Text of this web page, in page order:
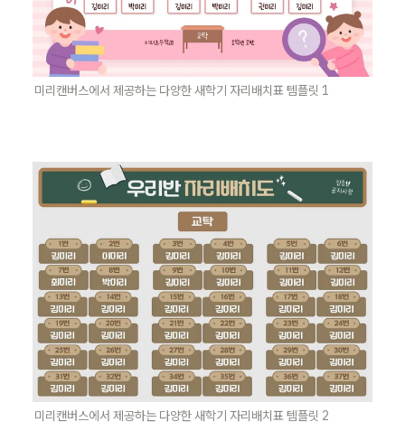
미리캔버스에서 제공하는 다양한 새학기 자리배치표 템플릿 1
미리캔버스에서 제공하는 다양한 새학기 자리배치표 템플릿 2